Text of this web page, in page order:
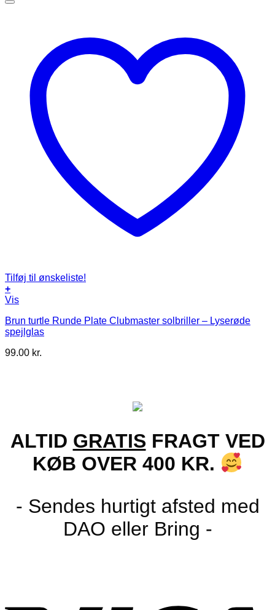
Tilføj til ønskeliste!
+
Vis
Brun turtle Runde Plate Clubmaster solbriller – Lyserøde
spejlglas
99.00 kr.
ALTID GRATIS FRAGT VED
KØB OVER 400 KR.
- Sendes hurtigt afsted med
DAO eller Bring -